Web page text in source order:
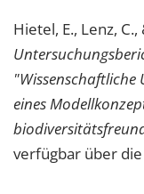
Hietel, E., Lenz,
eines
verfügbar über